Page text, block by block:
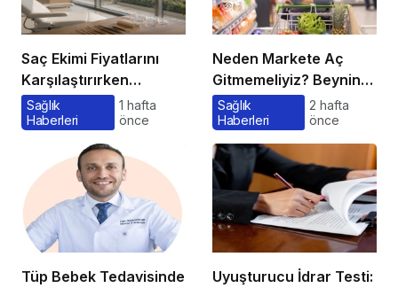
Saç Ekimi Fiyatlarını
Karşılaştırırken
Gözden Kaçan
Maliyetler
Sağlık
Haberleri
1 hafta
önce
Neden Markete Aç
Gitmemeliyiz? Beynin
Satın Alma Psikolojisi
Sağlık
Haberleri
2 hafta
önce
Tüp Bebek Tedavisinde
Uyuşturucu İdrar Testi: